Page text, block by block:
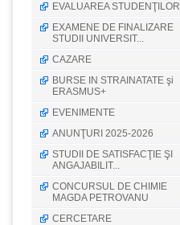
EVALUAREA STUDENŢILOR
EXAMENE DE FINALIZARE
STUDII UNIVERSIT...
CAZARE
BURSE IN STRAINATATE şi
ERASMUS+
EVENIMENTE
ANUNŢURI 2025-2026
STUDII DE SATISFACŢIE ŞI
ANGAJABILIT...
CONCURSUL DE CHIMIE
MAGDA PETROVANU
CERCETARE